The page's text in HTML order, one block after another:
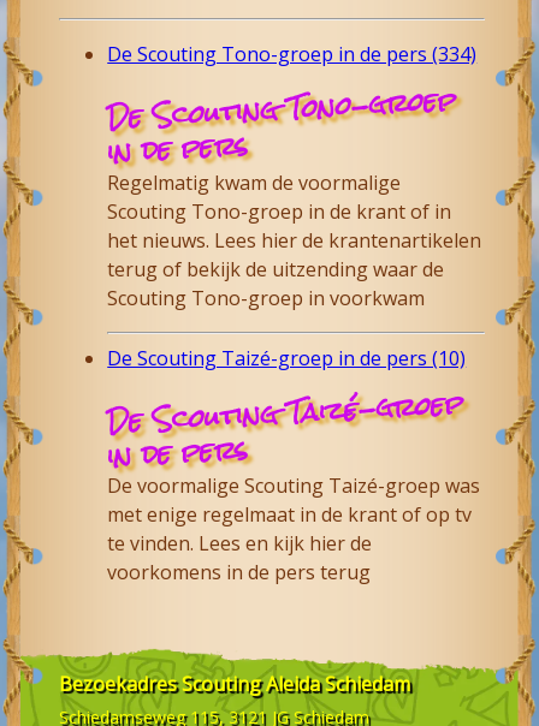
De Scouting Tono-groep in de pers (334)
De Scouting Tono-groep
in de pers
Regelmatig kwam de voormalige
Scouting Tono-groep in de krant of in
het nieuws. Lees hier de krantenartikelen
terug of bekijk de uitzending waar de
Scouting Tono-groep in voorkwam
De Scouting Taizé-groep in de pers (10)
De Scouting Taizé-groep
in de pers
De voormalige Scouting Taizé-groep was
met enige regelmaat in de krant of op tv
te vinden. Lees en kijk hier de
voorkomens in de pers terug
BezoekadresScouting Aleida Schiedam
Schiedamseweg 115, 3121 JG Schiedam